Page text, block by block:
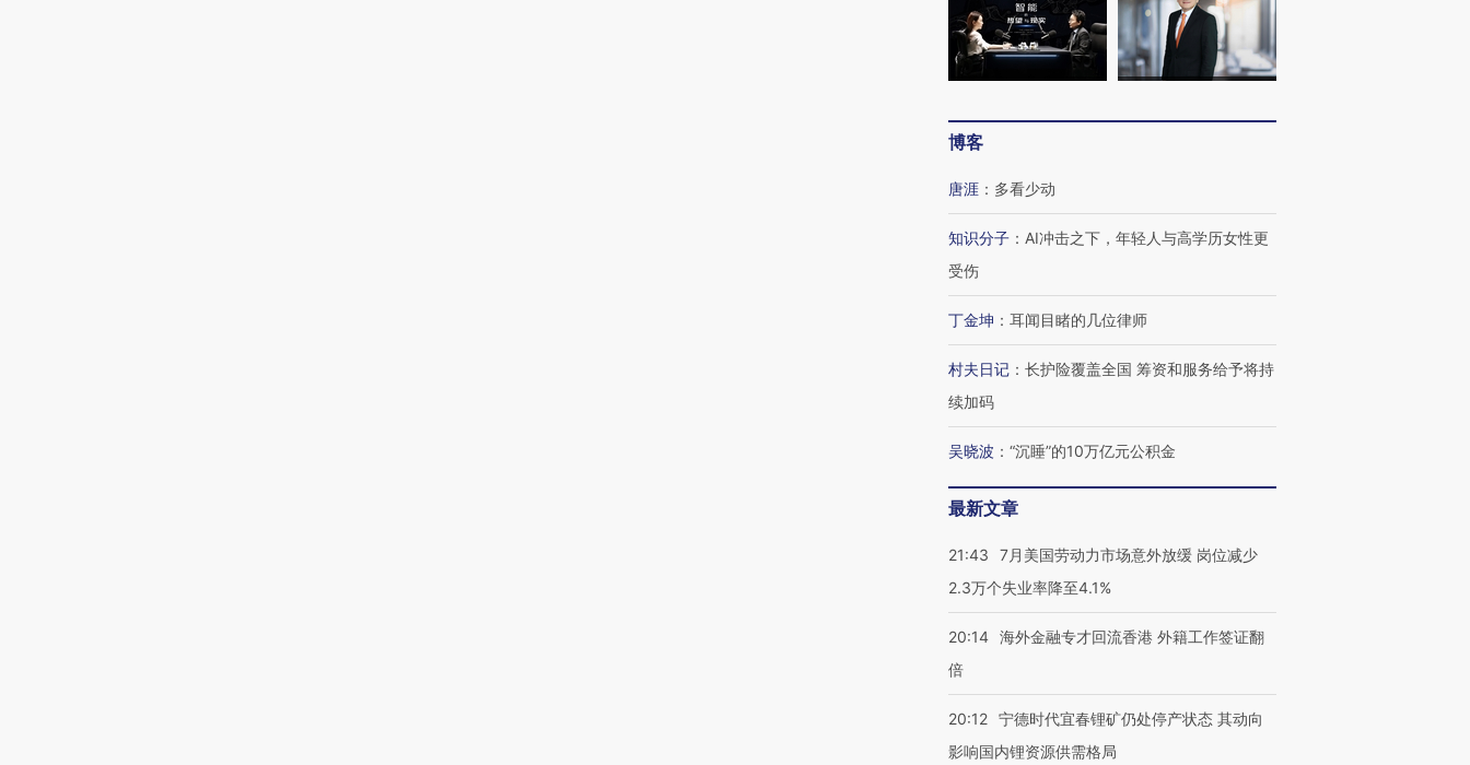
博客
唐涯 ： 多看少动
知识分子 ： AI冲击之下，年轻人与高学历女性更
受伤
丁金坤 ： 耳闻目睹的几位律师
村夫日记 ： 长护险覆盖全国 筹资和服务给予将持
续加码
吴晓波 ： “沉睡”的10万亿元公积金
最新文章
21:43
7月美国劳动力市场意外放缓 岗位减少
2.3万个失业率降至4.1%
20:14 海外金融专才回流香港 外籍工作签证翻
倍
20:12 宁德时代宜春锂矿仍处停产状态 其动向
影响国内锂资源供需格局